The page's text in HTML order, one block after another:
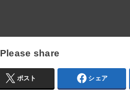
Please share
ポスト シェア